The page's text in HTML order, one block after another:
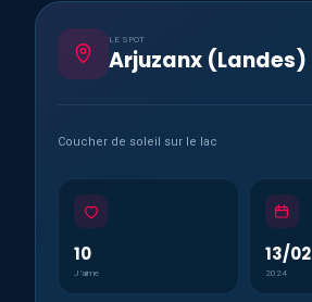
LE SPOT
Arjuzanx (Landes)
Coucher de soleil sur le lac
10
J’aime
13/02
2024